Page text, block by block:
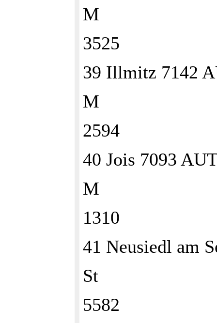
M
3525
39 Illmitz 7142
M
2594
40 Jois 7093
M
1310
41 Neusiedl am
St
5582